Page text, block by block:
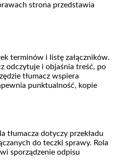
strona przedstawia
terminów i listę załączników.
odczytuje i objaśnia treść, po
tłumacz wspiera
punktualność, kopie
tłumacza dotyczy przekładu
do teczki sprawy. Rola
sporządzenie odpisu